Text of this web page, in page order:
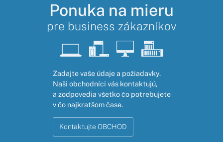
Ponuka na mieru
pre business zákazníkov
Zadajte vaše údaje a požiadavky.
Naši obchodníci vás kontaktujú,
a zodpovedia všetko čo potrebujete
v čo najkratšom čase.
Kontaktujte OBCHOD